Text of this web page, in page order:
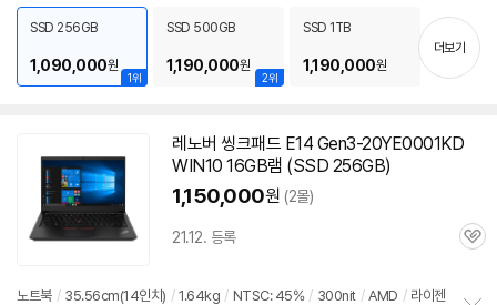
기
1위
SSD 256GB
1,090,000원
2위
SSD 500GB
1,190,000원
SSD 1TB
1,190,000원
더보기
레노버 씽크패드 E14 Gen3-20YE0001KD
WIN10 16GB램 (SSD 256GB)
1,150,000원 (2몰)
21.12. 등록
관
노트북 / 35.56cm(14인치) / 1.64kg / NTSC: 45% / 300nit / AMD / 라이젠